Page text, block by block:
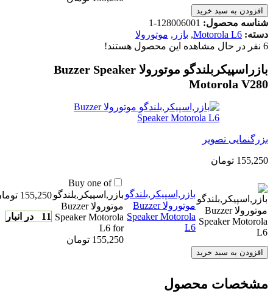
افزودن به سبد خرید
شناسه محصول: 128006001-1
دسته: Motorola L6
, بازر , موتورولا
6 نفر در حال مشاهده این محصول هستند!
بازر‌اسپیکر‌بلندگو موتورولا Buzzer Speaker
Motorola V280
بزرگنمایی تصویر
155,250 تومان
بازر‌,اسپیکر‌,بلندگو
موتورولا Buzzer
Speaker Motorola
L6
Buy one of
بازر‌,اسپیکر‌,بلندگو
موتورولا Buzzer
Speaker Motorola
L6 for
155,250 تومان
155,250
11 در انبار
افزودن به سبد خرید
مشخصات محصول